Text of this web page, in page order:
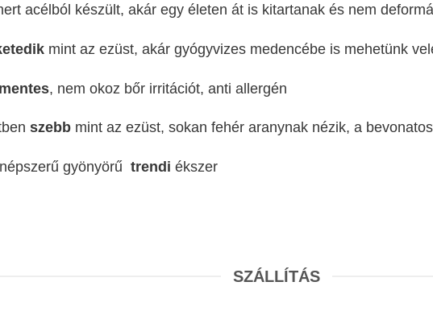
acélból készült, akár egy életen át is kitartanak és nem
mint az ezüst, akár gyógyvizes medencébe is mehetünk
, nem okoz bőr irritációt, anti allergén
szebb mint az ezüst, sokan fehér aranynak nézik, a
gyönyörű trendi ékszer
SZÁLLÍTÁS